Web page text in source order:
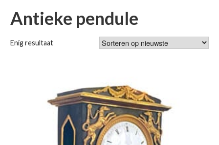
Antieke pendule
Enig resultaat